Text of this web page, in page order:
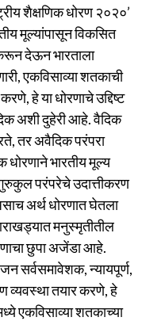
शैक्षणिक धोरण २०२०’
मूल्यांपासून विकसित
देऊन भारताला
एकविसाव्या शतकाची
हे या धोरणाचे उद्दिष्ट
अशी दुहेरी आहे. वैदिक
तर अवैदिक परंपरा
धोरणाने भारतीय मूल्य
परंपरेचे उदात्तीकरण
अर्थ धोरणात घेतला
मनुस्मृतीतील
छुपा अजेंडा आहे.
सर्वसमावेशक, न्यायपूर्ण,
व्यवस्था तयार करणे, हे
एकविसाव्या शतकाच्या